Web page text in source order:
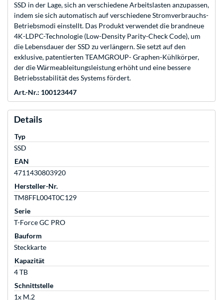
SSD in der Lage, sich an verschiedene Arbeitslasten anzupassen,
indem sie sich automatisch auf verschiedene Stromverbrauchs-
Betriebsmodi einstellt. Das Produkt verwendet die brandneue
4K-LDPC-Technologie (Low-Density Parity-Check Code), um
die Lebensdauer der SSD zu verlängern. Sie setzt auf den
exklusive, patentierten TEAMGROUP- Graphen-Kühlkörper,
der die Wärmeableitungsleistung erhöht und eine bessere
Betriebsstabilität des Systems fördert.
Art.-Nr.: 100123447
Details
Typ
SSD
EAN
4711430803920
Hersteller-Nr.
TM8FFL004T0C129
Serie
T-Force GC PRO
Bauform
Steckkarte
Kapazität
4 TB
Schnittstelle
1x M.2